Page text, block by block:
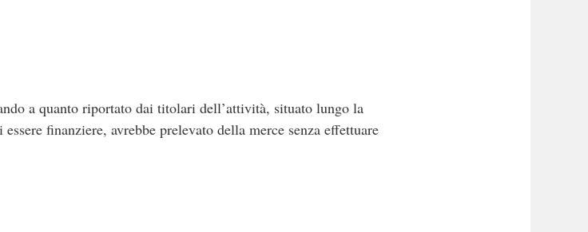
a quanto riportato dai titolari dell’attività, situato lungo la
finanziere, avrebbe prelevato della merce senza effettuare